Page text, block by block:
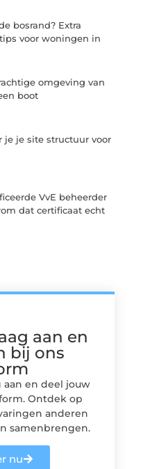
bosrand? Extra
voor woningen in
omgeving van
boot
je je site structuur voor
VvE beheerder
dat certificaat echt
aan en
bij ons
aan en deel jouw
Ontdek op
anderen
samenbrengen.
nu